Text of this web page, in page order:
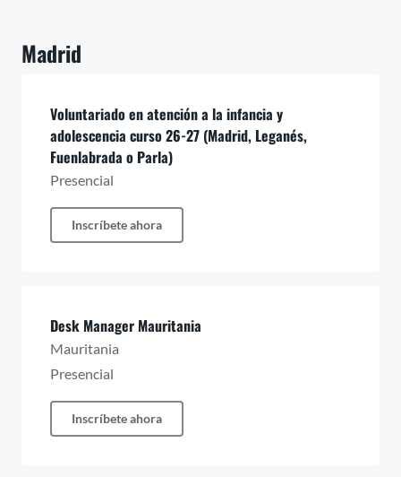
Madrid
Voluntariado en atención a la infancia y
adolescencia curso 26-27 (Madrid, Leganés,
Fuenlabrada o Parla)
Presencial
Inscríbete ahora
Desk Manager Mauritania
Mauritania
Presencial
Inscríbete ahora